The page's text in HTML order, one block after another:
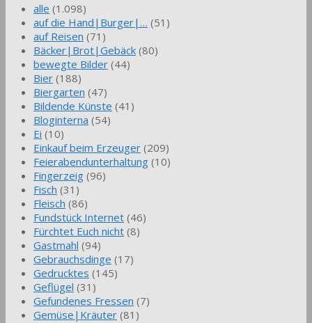
alle (1.098)
auf die Hand|Burger|… (51)
auf Reisen (71)
Bäcker|Brot|Gebäck (80)
bewegte Bilder (44)
Bier (188)
Biergarten (47)
Bildende Künste (41)
Bloginterna (54)
Ei (10)
Einkauf beim Erzeuger (209)
Feierabendunterhaltung (10)
Fingerzeig (96)
Fisch (31)
Fleisch (86)
Fundstück Internet (46)
Fürchtet Euch nicht (8)
Gastmahl (94)
Gebrauchsdinge (17)
Gedrucktes (145)
Geflügel (31)
Gefundenes Fressen (7)
Gemüse|Kräuter (81)